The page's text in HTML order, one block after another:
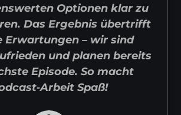
Optionen klar zu
Das Ergebnis übertrifft
Erwartungen – wir sind
und planen bereits
Episode. So macht
Spaß!